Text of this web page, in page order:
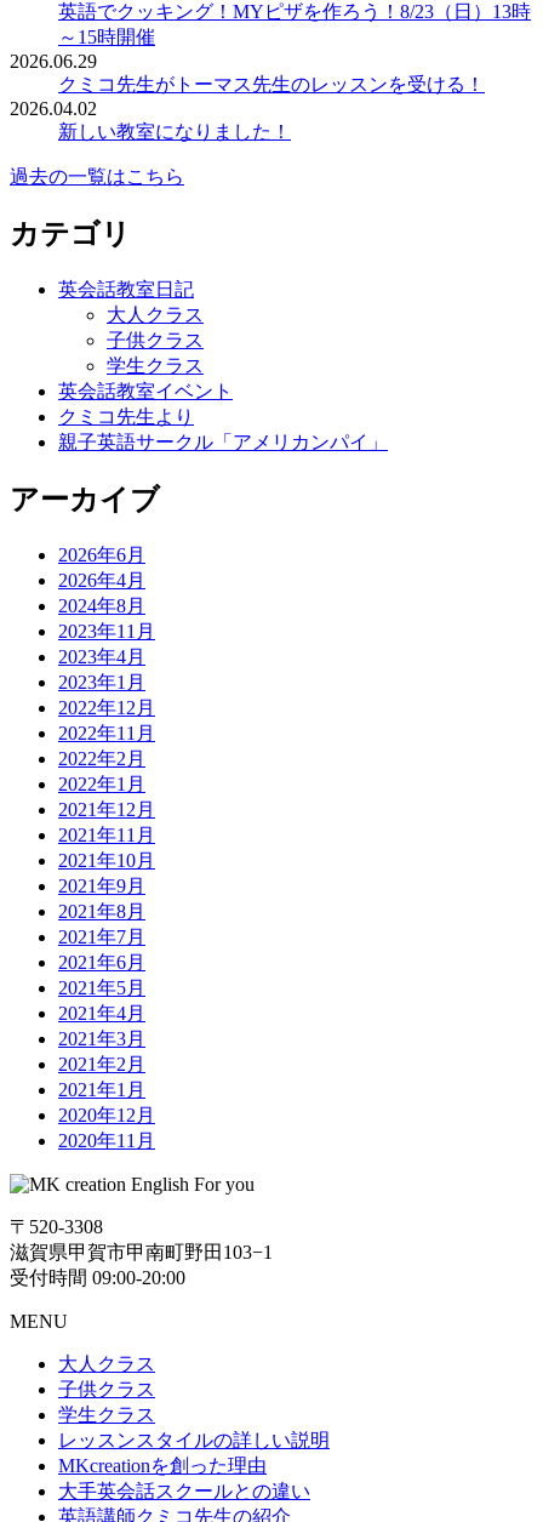
英語でクッキング！MYピザを作ろう！8/23（日）13時
～15時開催
2026.06.29
クミコ先生がトーマス先生のレッスンを受ける！
2026.04.02
新しい教室になりました！
過去の一覧はこちら
カテゴリ
英会話教室日記
大人クラス
子供クラス
学生クラス
英会話教室イベント
クミコ先生より
親子英語サークル「アメリカンパイ」
アーカイブ
2026年6月
2026年4月
2024年8月
2023年11月
2023年4月
2023年1月
2022年12月
2022年11月
2022年2月
2022年1月
2021年12月
2021年11月
2021年10月
2021年9月
2021年8月
2021年7月
2021年6月
2021年5月
2021年4月
2021年3月
2021年2月
2021年1月
2020年12月
2020年11月
〒520-3308
滋賀県甲賀市甲南町野田103−1
受付時間 09:00-20:00
MENU
大人クラス
子供クラス
学生クラス
レッスンスタイルの詳しい説明
MKcreationを創った理由
大手英会話スクールとの違い
英語講師クミコ先生の紹介